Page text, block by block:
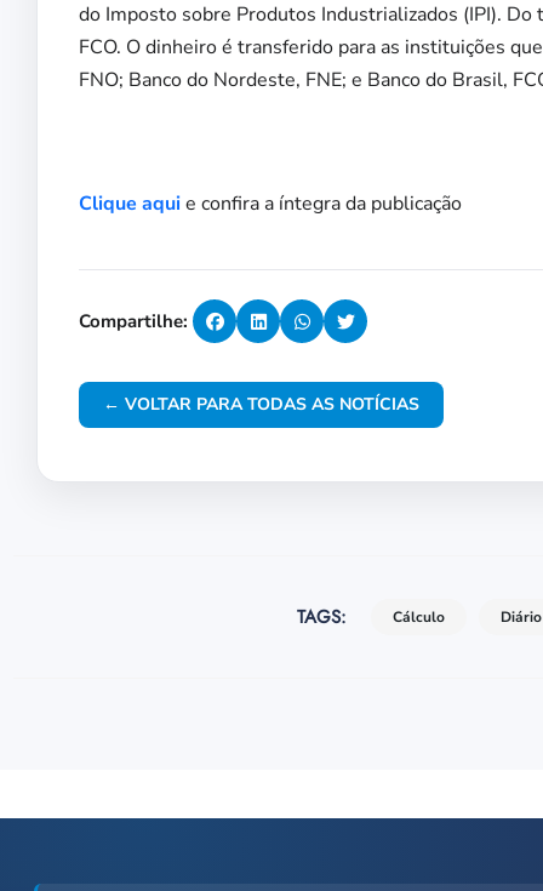
do Imposto sobre Produtos Industrializados (IPI).
FCO. O dinheiro é transferido para as instituições
FNO; Banco do Nordeste, FNE; e Banco do Brasil,
Clique aquie confira a íntegra da publicação
Compartilhe:
← VOLTAR PARA TODAS AS NOTÍCIAS
TAGS: Cálculo